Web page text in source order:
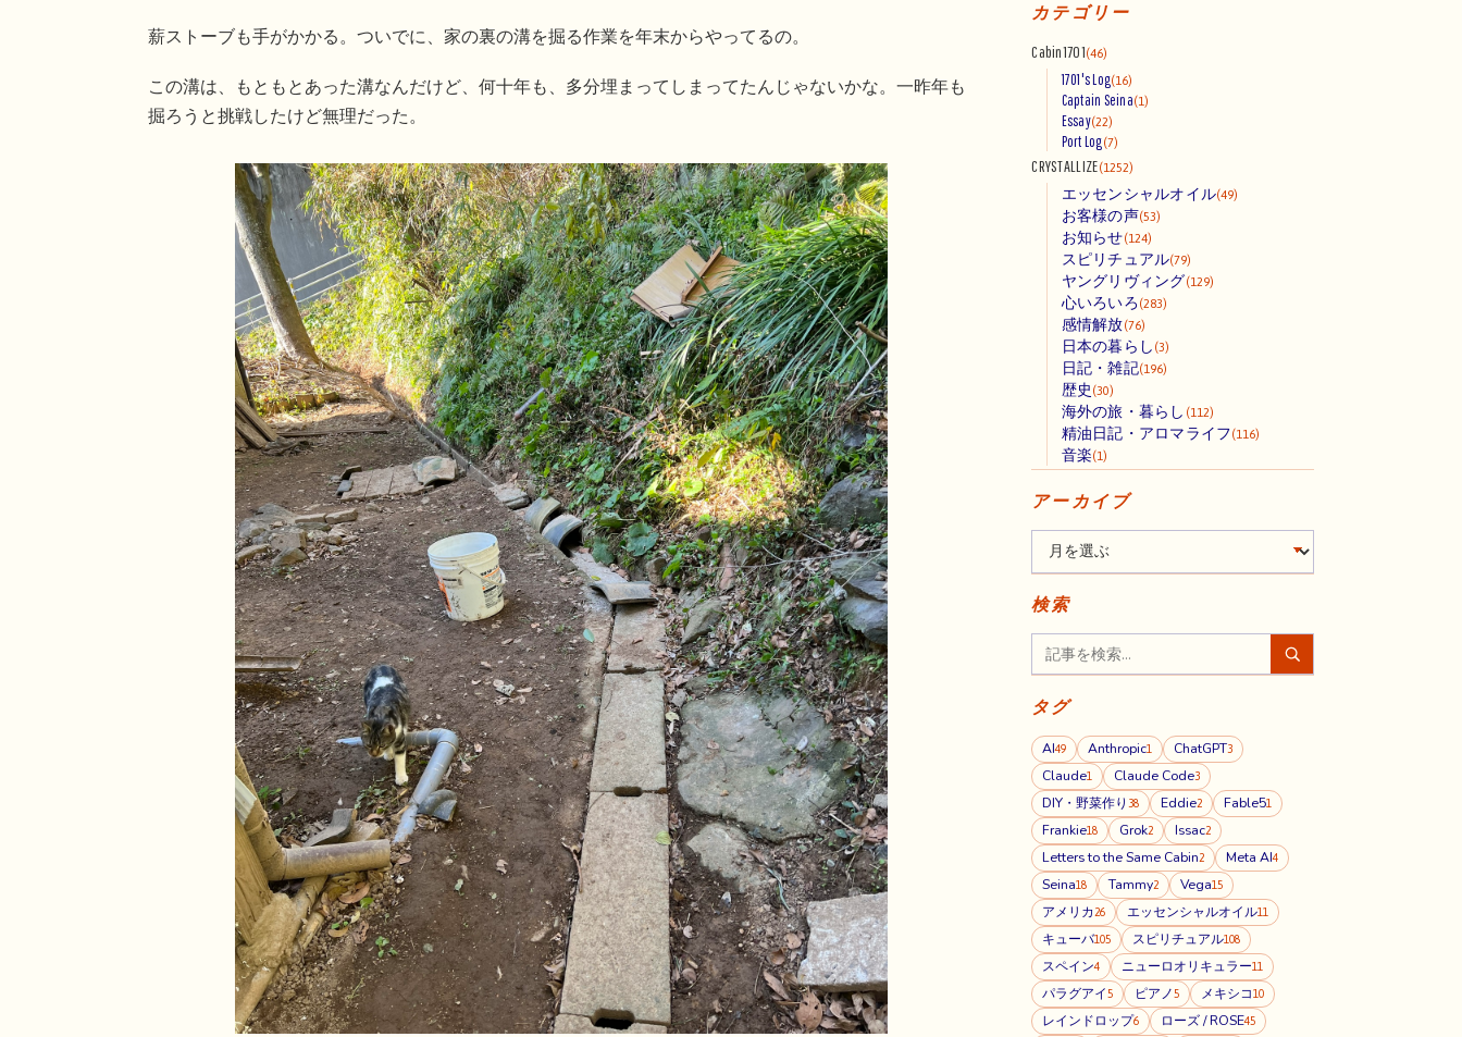
薪ストーブも手がかかる。ついでに、家の裏の溝を掘る作業を年末からやってるの。
この溝は、もともとあった溝なんだけど、何十年も、多分埋まってしまってたんじゃないかな。一昨年も
掘ろうと挑戦したけど無理だった。
カテゴリー
Cabin1701(46)
1701's Log(16)
Captain Seina(1)
Essay(22)
Port Log(7)
CRYSTALLIZE(1252)
エッセンシャルオイル(49)
お客様の声(53)
お知らせ(124)
スピリチュアル(79)
ヤングリヴィング(129)
心いろいろ (283)
感情解放(76)
日本の暮らし (3)
日記・雑記(196)
歴史 (30)
海外の旅・暮らし (112)
精油日記・アロマライフ(116)
音楽(1)
アーカイブ
検索
タグ
AI49 Anthropic1 ChatGPT3
Claude1 Claude Code3
DIY・野菜作り38 Eddie2 Fable51
Frankie18 Grok2 Issac2
Letters to the Same Cabin2 Meta AI4
Seina18 Tammy2 Vega15
アメリカ26 エッセンシャルオイル11
キューバ105 スピリチュアル108
スペイン4 ニューロオリキュラー11
パラグアイ5 ピアノ5 メキシコ10
レインドロップ6 ローズ / ROSE45